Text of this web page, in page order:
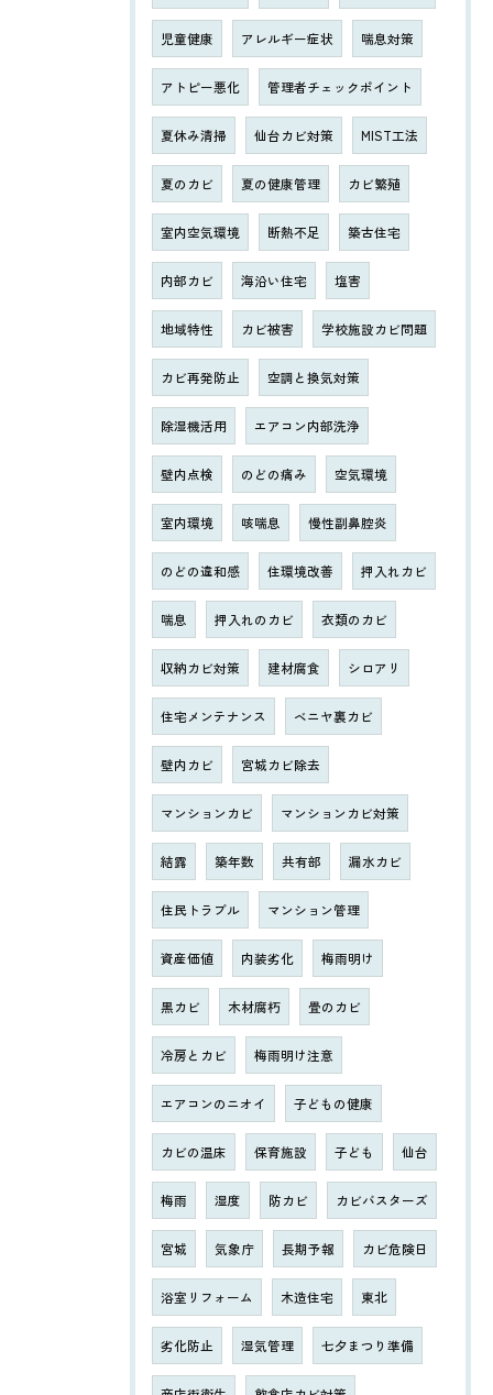
児童健康 アレルギー症状 喘息対策
アトピー悪化 管理者チェックポイント
夏休み清掃 仙台カビ対策 MIST工法
夏のカビ 夏の健康管理 カビ繁殖
室内空気環境 断熱不足 築古住宅
内部カビ 海沿い住宅 塩害
地域特性 カビ被害 学校施設カビ問題
カビ再発防止 空調と換気対策
除湿機活用 エアコン内部洗浄
壁内点検 のどの痛み 空気環境
室内環境 咳喘息 慢性副鼻腔炎
のどの違和感 住環境改善 押入れカビ
喘息 押入れのカビ 衣類のカビ
収納カビ対策 建材腐食 シロアリ
住宅メンテナンス ベニヤ裏カビ
壁内カビ 宮城カビ除去
マンションカビ マンションカビ対策
結露 築年数 共有部 漏水カビ
住民トラブル マンション管理
資産価値 内装劣化 梅雨明け
黒カビ 木材腐朽 畳のカビ
冷房とカビ 梅雨明け注意
エアコンのニオイ 子どもの健康
カビの温床 保育施設 子ども 仙台
梅雨 湿度 防カビ カビバスターズ
宮城 気象庁 長期予報 カビ危険日
浴室リフォーム 木造住宅 東北
劣化防止 湿気管理 七夕まつり準備